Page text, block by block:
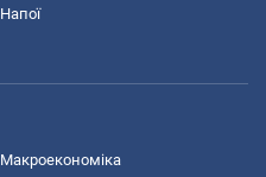
Напої
Макроекономіка